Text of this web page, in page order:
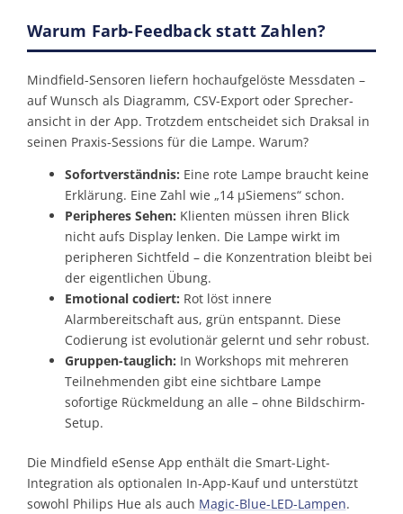
Warum Farb-Feedback statt Zahlen?
Mindfield-Sensoren liefern hochaufgelöste Messdaten –
auf Wunsch als Diagramm, CSV-Export oder Sprecher­
ansicht in der App. Trotzdem entscheidet sich Draksal in
seinen Praxis-Sessions für die Lampe. Warum?
Sofortverständnis: Eine rote Lampe braucht keine
Erklärung. Eine Zahl wie „14 µSiemens“ schon.
Peripheres Sehen: Klienten müssen ihren Blick
nicht aufs Display lenken. Die Lampe wirkt im
peripheren Sichtfeld – die Konzentration bleibt bei
der eigentlichen Übung.
Emotional codiert: Rot löst innere
Alarmbereitschaft aus, grün entspannt. Diese
Codierung ist evolutionär gelernt und sehr robust.
Gruppen-tauglich: In Workshops mit mehreren
Teilnehmenden gibt eine sichtbare Lampe
sofortige Rückmeldung an alle – ohne Bildschirm-
Setup.
Die Mindfield eSense App enthält die Smart-Light-
Integration als optionalen In-App-Kauf und unterstützt
sowohl Philips Hue als auch Magic-Blue-LED-Lampen.